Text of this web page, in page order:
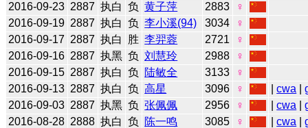
2016-09-23 2887 执白 负 黄子萍 2883
♀
2016-09-19 2887 执白 负 李小溪(94) 3034
♀
2016-09-17 2887 执白 胜 李羿蓉 2721
♀
2016-09-16 2887 执黑 负 刘慧玲 2988
♀
2016-09-15 2887 执白 负 陆敏全 3133
♀
2016-09-13 2887 执白 负 高星 3096 ♀ |cwa |
2016-09-03 2887 执黑 负 张佩佩 2956 ♀ |cwa |
2016-08-28 2888 执白 负 陈一鸣 3085 ♀ |cwa |